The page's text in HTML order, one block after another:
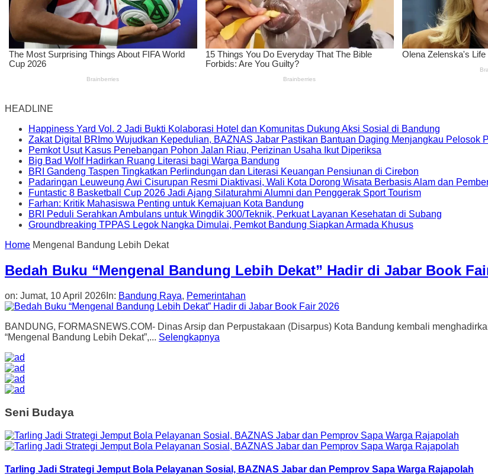
HEADLINE
Happiness Yard Vol. 2 Jadi Bukti Kolaborasi Hotel dan Komunitas Dukung Aksi Sosial di Bandung
Zakat Digital BRImo Wujudkan Kepedulian, BAZNAS Jabar Pastikan Bantuan Daging Menjangkau Pelosok
Pemkot Usut Kasus Penebangan Pohon Jalan Riau, Perizinan Usaha Ikut Diperiksa
Big Bad Wolf Hadirkan Ruang Literasi bagi Warga Bandung
BRI Gandeng Taspen Tingkatkan Perlindungan dan Literasi Keuangan Pensiunan di Cirebon
Padaringan Leuweung Awi Cisurupan Resmi Diaktivasi, Wali Kota Dorong Wisata Berbasis Alam dan
Funtastic 8 Basketball Cup 2026 Jadi Ajang Silaturahmi Alumni dan Penggerak Sport Tourism
Farhan: Kritik Mahasiswa Penting untuk Kemajuan Kota Bandung
BRI Peduli Serahkan Ambulans untuk Wingdik 300/Teknik, Perkuat Layanan Kesehatan di Subang
Groundbreaking TPPAS Legok Nangka Dimulai, Pemkot Bandung Siapkan Armada Khusus
Home Mengenal Bandung Lebih Dekat
Bedah Buku “Mengenal Bandung Lebih Dekat” Hadir di Jabar Book
on: Jumat, 10 April 2026 In: Bandung Raya, Pemerintahan
BANDUNG, FORMASNEWS.COM- Dinas Arsip dan Perpustakaan (Disarpus) Kota Bandung kembali
“Mengenal Bandung Lebih Dekat”,... Selengkapnya
Seni Budaya
Tarling Jadi Strategi Jemput Bola Pelayanan Sosial, BAZNAS Jabar dan Pemprov Sapa Warga Rajapolah